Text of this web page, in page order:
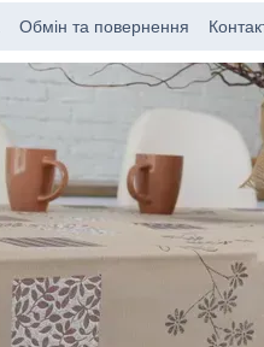
Обмін та повернення